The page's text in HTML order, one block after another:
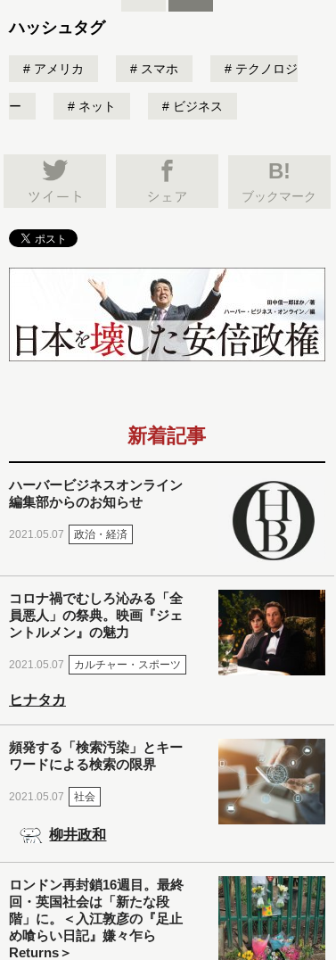
ハッシュタグ
アメリカ スマホ テクノロジ
ー ネット ビジネス
B!
ブックマーク
新着記事
ハーバービジネスオンライン
編集部からのお知らせ
2021.05.07 政治・経済
コロナ禍でむしろ沁みる「全
員悪人」の祭典。映画『ジェ
ントルメン』の魅力
2021.05.07 カルチャー・スポーツ
ヒナタカ
頻発する「検索汚染」とキー
ワードによる検索の限界
2021.05.07 社会
柳井政和
ロンドン再封鎖16週目。最終
回・英国社会は「新たな段
階」に。＜入江敦彦の『足止
め喰らい日記』嫌々乍ら
Returns＞